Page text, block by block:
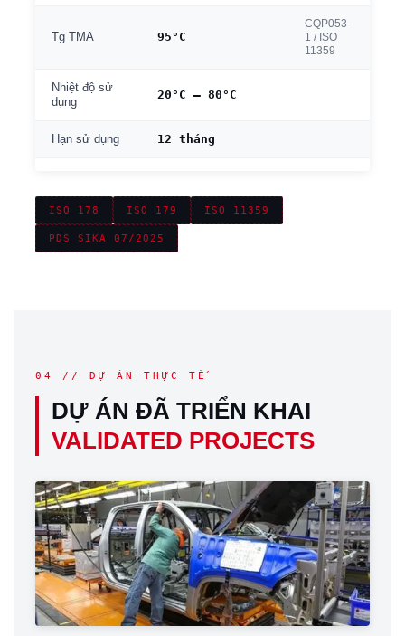
Tg TMA 95°C
CQP053-
1 / ISO
11359
Nhiệt độ sử
dụng
20°C – 80°C
Hạn sử dụng 12 tháng
ISO 178 ISO 179 ISO 11359
PDS SIKA 07/2025
04 // DỰ ÁN THỰC TẾ
DỰ ÁN ĐÃ TRIỂN KHAI
VALIDATED PROJECTS